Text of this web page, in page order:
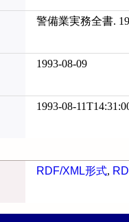
警備業実務全書.
1993-08-09
1993-08-
RDF/XML形式,